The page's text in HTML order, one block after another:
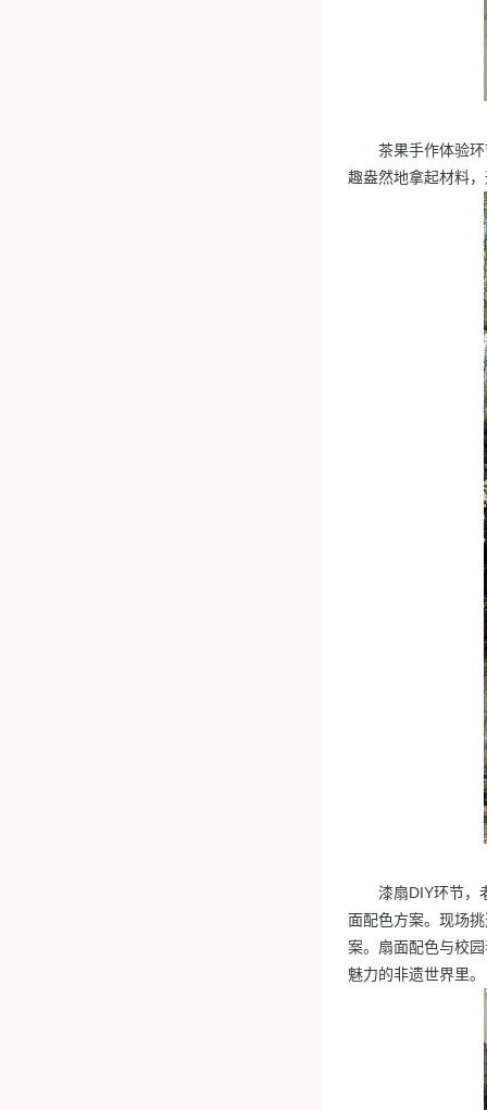
茶果手作体验
趣盎然地拿起材料
漆扇DIY环节，
面配色方案。现场
案。扇面配色与校
魅力的非遗世界里。